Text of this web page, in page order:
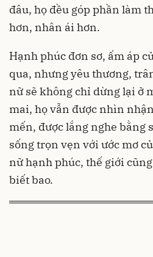
đâu, họ đều góp phần làm
hơn, nhân ái hơn.
Hạnh phúc đơn sơ, ấm áp
qua, nhưng yêu thương,
nữ sẽ không chỉ dừng lại ở
mai, họ vẫn được nhìn
mến, được lắng nghe bằng
sống trọn vẹn với ước mơ
nữ hạnh phúc, thế giới
biết bao.